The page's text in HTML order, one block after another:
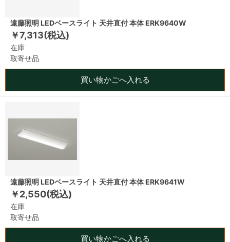
遠藤照明 LEDベースライト 天井直付 本体 ERK9640W
￥7,313(税込)
在庫
取寄せ品
買い物かごへ入れる
遠藤照明 LEDベースライト 天井直付 本体 ERK9641W
￥2,550(税込)
在庫
取寄せ品
買い物かごへ入れる